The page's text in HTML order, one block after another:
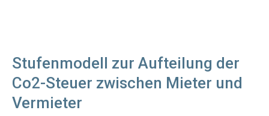
Stufenmodell zur Aufteilung der
Co2-Steuer zwischen Mieter und
Vermieter